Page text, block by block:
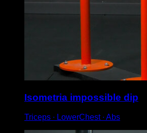
Isometria impossible dip
Triceps ∙ LowerChest ∙ Abs